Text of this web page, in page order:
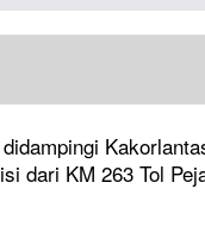
dari KM 263 Tol